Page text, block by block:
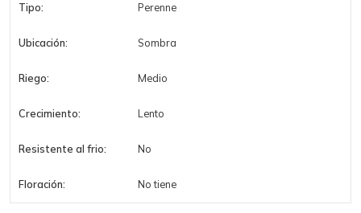
Tipo: Perenne
Ubicación: Sombra
Riego: Medio
Crecimiento: Lento
Resistente al frio: No
Floración: No tiene